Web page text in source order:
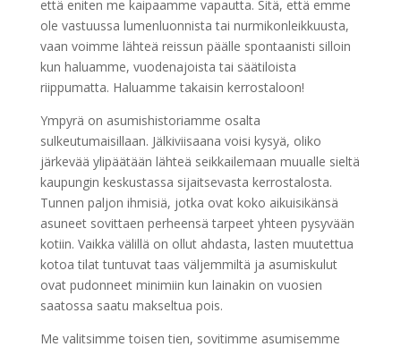
että eniten me kaipaamme vapautta. Sitä, että emme
ole vastuussa lumenluonnista tai nurmikonleikkuusta,
vaan voimme lähteä reissun päälle spontaanisti silloin
kun haluamme, vuodenajoista tai säätiloista
riippumatta. Haluamme takaisin kerrostaloon!
Ympyrä on asumishistoriamme osalta
sulkeutumaisillaan. Jälkiviisaana voisi kysyä, oliko
järkevää ylipäätään lähteä seikkailemaan muualle sieltä
kaupungin keskustassa sijaitsevasta kerrostalosta.
Tunnen paljon ihmisiä, jotka ovat koko aikuisikänsä
asuneet sovittaen perheensä tarpeet yhteen pysyvään
kotiin. Vaikka välillä on ollut ahdasta, lasten muutettua
kotoa tilat tuntuvat taas väljemmiltä ja asumiskulut
ovat pudonneet minimiin kun lainakin on vuosien
saatossa saatu makseltua pois.
Me valitsimme toisen tien, sovitimme asumisemme